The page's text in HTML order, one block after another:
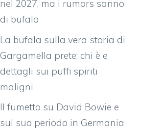
nel 2027, ma i rumors sanno
di bufala
La bufala sulla vera storia di
Gargamella prete: chi è e
dettagli sui puffi spiriti
maligni
Il fumetto su David Bowie e
sul suo periodo in Germania